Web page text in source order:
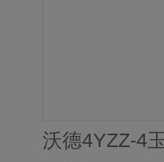
沃德4YZZ-4